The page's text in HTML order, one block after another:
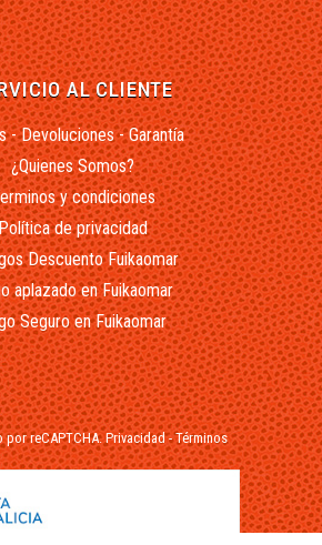
AL CLIENTE
- Devoluciones - Garantía
¿Quienes Somos?
y condiciones
de privacidad
Descuento Fuikaomar
aplazado en Fuikaomar
Seguro en Fuikaomar
por reCAPTCHA.Privacidad-Términos